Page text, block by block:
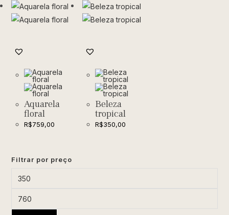
Aquarela
floral
R$759,00
Beleza
tropical
R$350,00
Filtrar por preço